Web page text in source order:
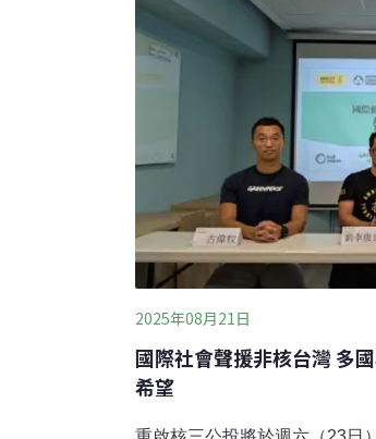
2025年08月21日
國際社會聲援非核台灣 多
希望